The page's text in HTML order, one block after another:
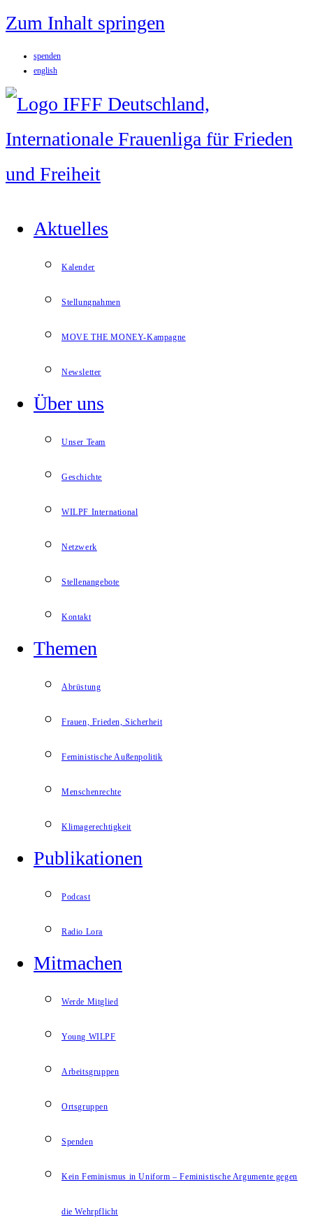
Zum Inhalt springen
spenden
english
Aktuelles
Kalender
Stellungnahmen
MOVE THE MONEY-Kampagne
Newsletter
Über uns
Unser Team
Geschichte
WILPF International
Netzwerk
Stellenangebote
Kontakt
Themen
Abrüstung
Frauen, Frieden, Sicherheit
Feministische Außenpolitik
Menschenrechte
Klimagerechtigkeit
Publikationen
Podcast
Radio Lora
Mitmachen
Werde Mitglied
Young WILPF
Arbeitsgruppen
Ortsgruppen
Spenden
Kein Feminismus in Uniform – Feministische Argumente gegen
die Wehrpflicht